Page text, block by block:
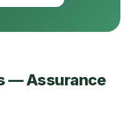
— Assurance